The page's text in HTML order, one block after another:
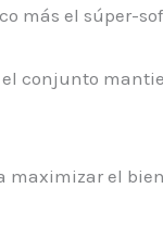
más el súper-
conjunto
maximizar el